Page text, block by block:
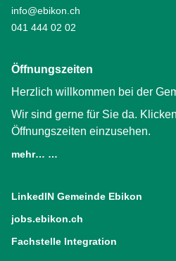
info@ebikon.ch
041 444 02 02
Öffnungszeiten
Herzlich willkommen bei der
Wir sind gerne für Sie da.
Öffnungszeiten einzusehen.
mehr… …
LinkedIN Gemeinde Ebikon
jobs.ebikon.ch
Fachstelle Integration